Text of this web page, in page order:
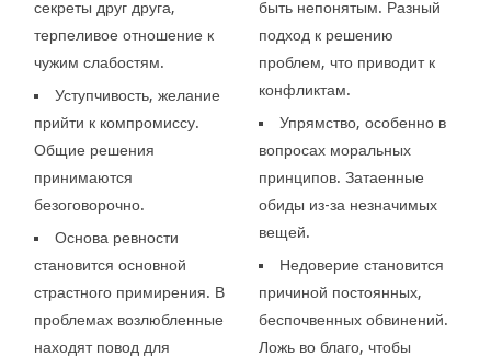
секреты друг друга,
терпеливое отношение к
чужим слабостям.
Уступчивость, желание
прийти к компромиссу.
Общие решения
принимаются
безоговорочно.
Основа ревности
становится основной
страстного примирения. В
проблемах возлюбленные
находят повод для
быть непонятым. Разный
подход к решению
проблем, что приводит к
конфликтам.
Упрямство, особенно в
вопросах моральных
принципов. Затаенные
обиды из-за незначимых
вещей.
Недоверие становится
причиной постоянных,
беспочвенных обвинений.
Ложь во благо, чтобы